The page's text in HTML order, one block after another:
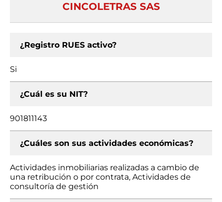
CINCOLETRAS SAS
¿Registro RUES activo?
Si
¿Cuál es su NIT?
901811143
¿Cuáles son sus actividades económicas?
Actividades inmobiliarias realizadas a cambio de
una retribución o por contrata, Actividades de
consultoría de gestión